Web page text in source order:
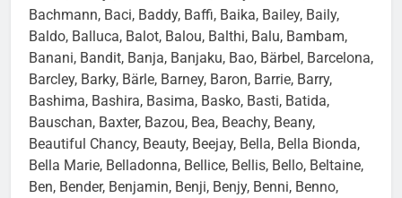
Bachmann, Baci, Baddy, Baffi, Baika, Bailey, Baily,
Baldo, Balluca, Balot, Balou, Balthi, Balu, Bambam,
Banani, Bandit, Banja, Banjaku, Bao, Bärbel, Barcelona,
Barcley, Barky, Bärle, Barney, Baron, Barrie, Barry,
Bashima, Bashira, Basima, Basko, Basti, Batida,
Bauschan, Baxter, Bazou, Bea, Beachy, Beany,
Beautiful Chancy, Beauty, Beejay, Bella, Bella Bionda,
Bella Marie, Belladonna, Bellice, Bellis, Bello, Beltaine,
Ben, Bender, Benjamin, Benji, Benjy, Benni, Benno,